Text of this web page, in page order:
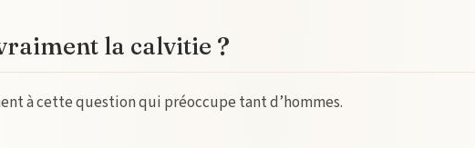
la calvitie ?
à cette question qui préoccupe tant d’hommes.